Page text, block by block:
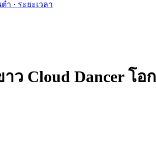
ำ · ระยะเวลา
าว Cloud Dancer โ